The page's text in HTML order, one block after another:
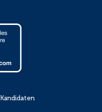
Kandidaten